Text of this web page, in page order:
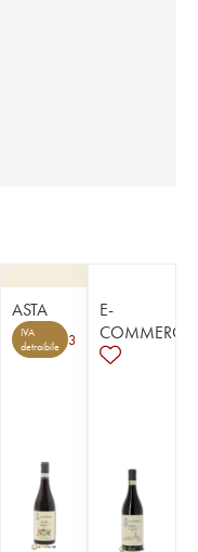
ASTA
IVA
detraibile
3
E-
COMMERCE